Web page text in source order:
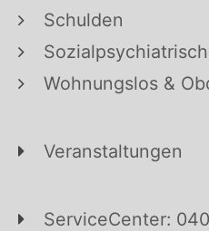
Schulden
Wohnungslos &
Veranstaltungen
ServiceCenter: